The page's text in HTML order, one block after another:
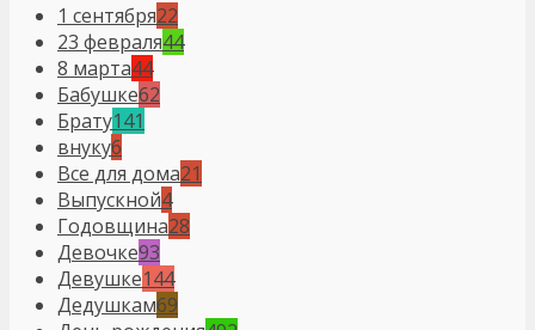
1 сентября22
23 февраля44
8 марта44
Бабушке62
Брату141
внуку6
Все для дома21
Выпускной4
Годовщина28
Девочке93
Девушке144
Дедушкам69